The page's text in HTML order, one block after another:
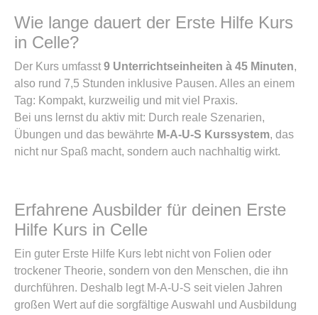
Wie lange dauert der Erste Hilfe Kurs
in Celle?
Der Kurs umfasst 9 Unterrichtseinheiten à 45 Minuten,
also rund 7,5 Stunden inklusive Pausen. Alles an einem
Tag: Kompakt, kurzweilig und mit viel Praxis.
Bei uns lernst du aktiv mit: Durch reale Szenarien,
Übungen und das bewährte M-A-U-S Kurssystem, das
nicht nur Spaß macht, sondern auch nachhaltig wirkt.
Erfahrene Ausbilder für deinen Erste
Hilfe Kurs in Celle
Ein guter Erste Hilfe Kurs lebt nicht von Folien oder
trockener Theorie, sondern von den Menschen, die ihn
durchführen. Deshalb legt M-A-U-S seit vielen Jahren
großen Wert auf die sorgfältige Auswahl und Ausbildung